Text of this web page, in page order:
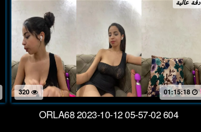
دقة عالية
01:15:18
ORLA68 2023-10-12 05-57-02 604